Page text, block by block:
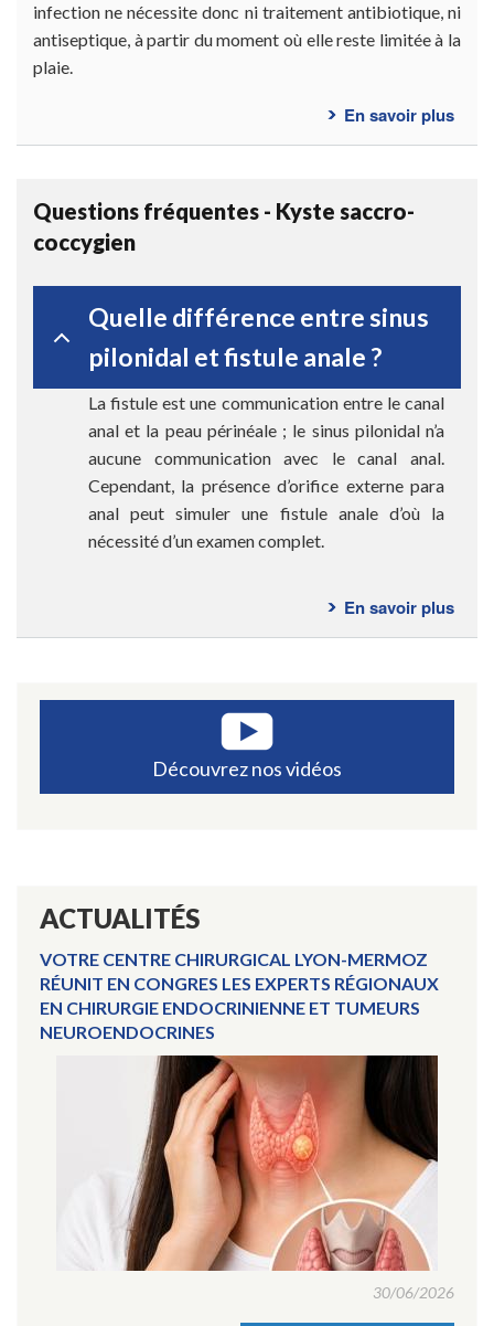
infection ne nécessite donc ni traitement antibiotique, ni
antiseptique, à partir du moment où elle reste limitée à la
plaie.
En savoir plussur
Questions fréquentes - Kyste saccro-
coccygien
Quelle différence entre sinus
pilonidal et fistule anale ?
La fistule est une communication entre le canal
anal et la peau périnéale ; le sinus pilonidal n’a
aucune communication avec le canal anal.
Cependant, la présence d’orifice externe para
anal peut simuler une fistule anale d’où la
nécessité d’un examen complet.
En savoir plussur
Découvrez nos vidéos
ACTUALITÉS
VOTRE CENTRE CHIRURGICAL LYON-MERMOZ
RÉUNIT EN CONGRES LES EXPERTS RÉGIONAUX
EN CHIRURGIE ENDOCRINIENNE ET TUMEURS
NEUROENDOCRINES
30/06/2026